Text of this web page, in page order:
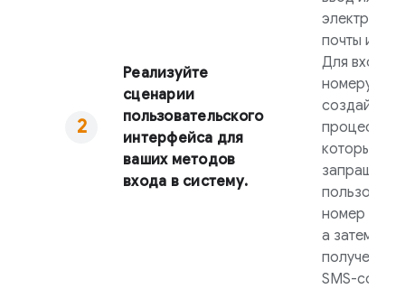
Реализуйте
сценарии
пользовательского
интерфейса для
ваших методов
входа в систему.
почты и
Для входа
номеру
создайте
процесс,
который
номер
а затем код
SMS-